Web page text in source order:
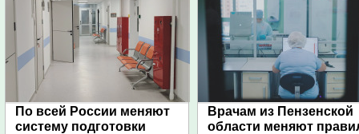
По всей России меняют
систему подготовки
Врачам из Пензенской
области меняют